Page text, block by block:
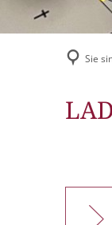
Sie